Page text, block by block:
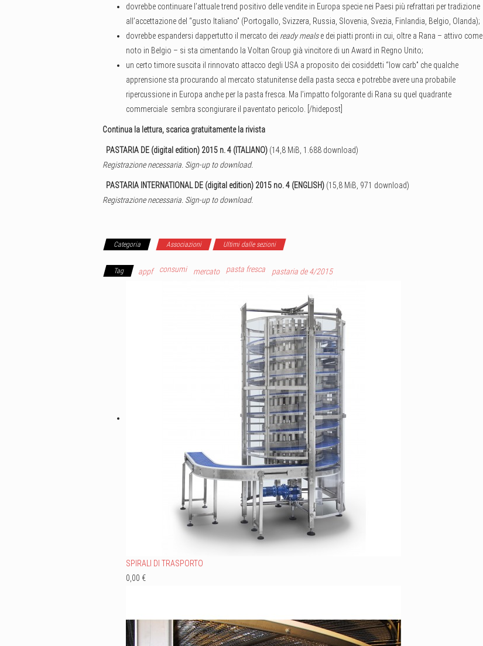
dovrebbe continuare l’attuale trend positivo delle vendite in Europa specie nei Paesi più refrattari per tradizione
all’accettazione del “gusto Italiano” (Portogallo, Svizzera, Russia, Slovenia, Svezia, Finlandia, Belgio, Olanda);
dovrebbe espandersi dappertutto il mercato dei ready mealse dei piatti pronti in cui, oltre a Rana – attivo come
noto in Belgio – si sta cimentando la Voltan Group già vincitore di un Award in Regno Unito;
un certo timore suscita il rinnovato attacco degli USA a proposito dei cosiddetti “low carb” che qualche
apprensione sta procurando al mercato statunitense della pasta secca e potrebbe avere una probabile
ripercussione in Europa anche per la pasta fresca. Ma l’impatto folgorante di Rana su quel quadrante
commerciale sembra scongiurare il paventato pericolo. [/hidepost]
Continua la lettura, scarica gratuitamente la rivista
PASTARIA DE (digital edition) 2015 n. 4 (ITALIANO) (14,8 MiB, 1.688 download)
Registrazione necessaria. Sign-up to download.
PASTARIA INTERNATIONAL DE (digital edition) 2015 no. 4 (ENGLISH) (15,8 MiB, 971 download)
Registrazione necessaria. Sign-up to download.
Categoria Associazioni Ultimi dalle sezioni
Tag appf consumi mercato pasta fresca pastaria de 4/2015
SPIRALI DI TRASPORTO
0,00 €